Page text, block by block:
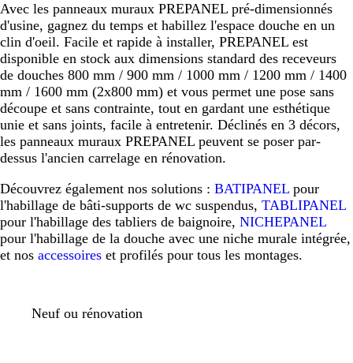
Avec les panneaux muraux PREPANEL pré-dimensionnés
d'usine, gagnez du temps et habillez l'espace douche en un
clin d'oeil. Facile et rapide à installer, PREPANEL est
disponible en stock aux dimensions standard des receveurs
de douches 800 mm / 900 mm / 1000 mm / 1200 mm / 1400
mm / 1600 mm (2x800 mm) et vous permet une pose sans
découpe et sans contrainte, tout en gardant une esthétique
unie et sans joints, facile à entretenir. Déclinés en 3 décors,
les panneaux muraux PREPANEL peuvent se poser par-
dessus l'ancien carrelage en rénovation.
Découvrez également nos solutions : BATIPANEL pour
l'habillage de bâti-supports de wc suspendus, TABLIPANEL
pour l'habillage des tabliers de baignoire, NICHEPANEL
pour l'habillage de la douche avec une niche murale intégrée,
et nos accessoires et profilés pour tous les montages.
Neuf ou rénovation